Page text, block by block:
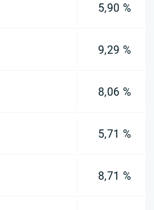
5,90 %
9,29 %
8,06 %
5,71 %
8,71 %